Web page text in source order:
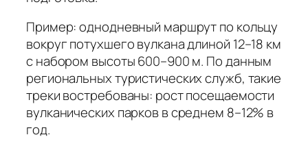
Пример: однодневный маршрут по кольцу
вокруг потухшего вулкана длиной 12–18 км
с набором высоты 600–900 м. По данным
региональных туристических служб, такие
треки востребованы: рост посещаемости
вулканических парков в среднем 8–12% в
год.